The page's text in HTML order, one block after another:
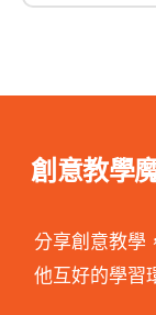
創意教學
分享創意教學
他互好的學習